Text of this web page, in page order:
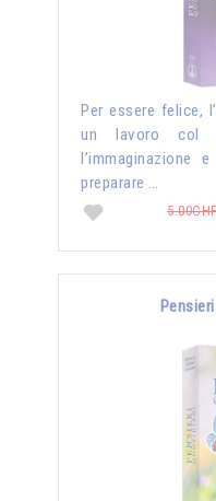
Per essere felice,
un lavoro col
l’immaginazione
preparare …